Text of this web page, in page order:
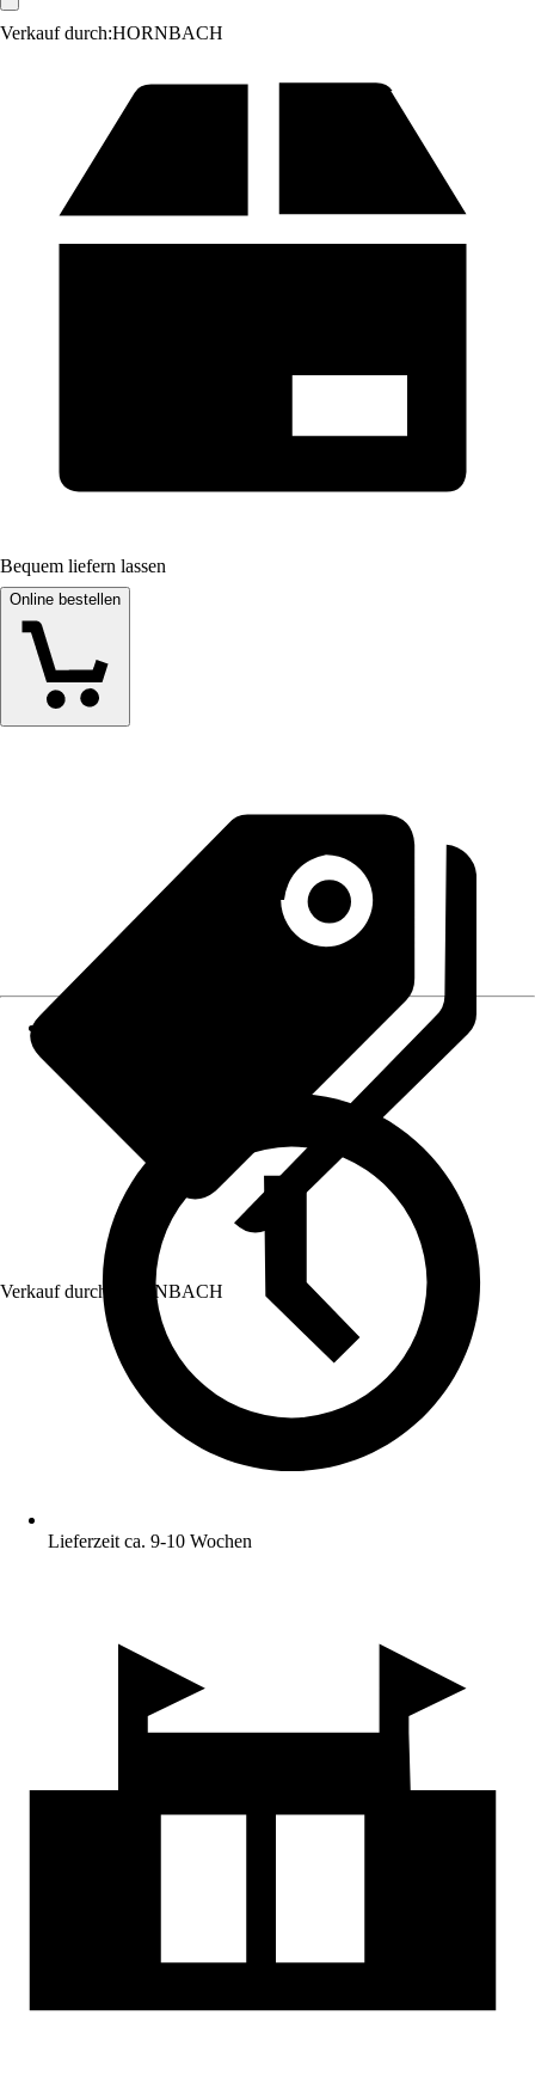
Verkauf durch:HORNBACH
Bequem liefern lassen
Online bestellen
Verkauf durch: HORNBACH
Lieferzeit ca. 9-10 Wochen